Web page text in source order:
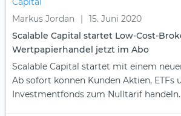
Markus Jordan |
15. Juni 2020
Scalable Capital startet Low-Cost-
Wertpapierhandel jetzt im Abo
Scalable Capital startet mit einem
Ab sofort können Kunden Aktien, ETFs
Investmentfonds zum Nulltarif handeln.